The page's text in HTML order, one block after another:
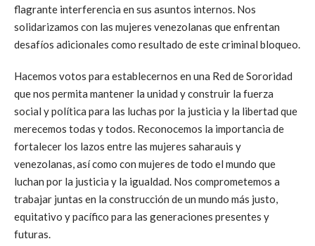
flagrante interferencia en sus asuntos internos. Nos
solidarizamos con las mujeres venezolanas que enfrentan
desafíos adicionales como resultado de este criminal bloqueo.
Hacemos votos para establecernos en una Red de Sororidad
que nos permita mantener la unidad y construir la fuerza
social y política para las luchas por la justicia y la libertad que
merecemos todas y todos. Reconocemos la importancia de
fortalecer los lazos entre las mujeres saharauis y
venezolanas, así como con mujeres de todo el mundo que
luchan por la justicia y la igualdad. Nos comprometemos a
trabajar juntas en la construcción de un mundo más justo,
equitativo y pacífico para las generaciones presentes y
futuras.